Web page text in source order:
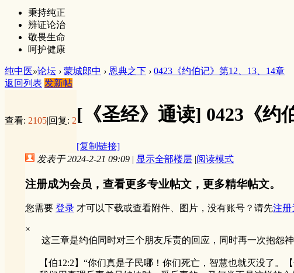
秉持纯正
辨证论治
敬畏生命
呵护健康
纯中医»论坛 › 蒙城郎中 › 恩典之下 › 0423《约伯记》第12、13、14章
返回列表 发新帖
查看: 2105|回复: 2[《圣经》通读] 0423《约
[复制链接]
发表于 2024-2-21 09:09 | 显示全部楼层 |阅读模式
注册成为会员，查看更多专业帖文，更多精华帖文。
您需要 登录 才可以下载或查看附件、图片，没有账号？请先注册
×
这三章是约伯同时对三个朋友斥责的回应，同时再一次抱怨神
【伯12:2】“你们真是子民哪！你们死亡，智慧也就灭没了。